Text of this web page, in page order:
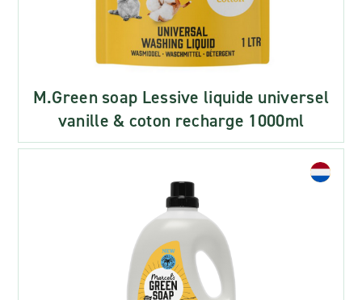
M.Green soap Lessive liquide universel
vanille & coton recharge 1000ml